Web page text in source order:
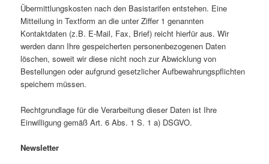
Übermittlungskosten nach den Basistarifen entstehen. Eine
Mitteilung in Textform an die unter Ziffer 1 genannten
Kontaktdaten (z.B. E-Mail, Fax, Brief) reicht hierfür aus. Wir
werden dann Ihre gespeicherten personenbezogenen Daten
löschen, soweit wir diese nicht noch zur Abwicklung von
Bestellungen oder aufgrund gesetzlicher Aufbewahrungspflichten
speichern müssen.
Rechtgrundlage für die Verarbeitung dieser Daten ist Ihre
Einwilligung gemäß Art. 6 Abs. 1 S. 1 a) DSGVO.
Newsletter